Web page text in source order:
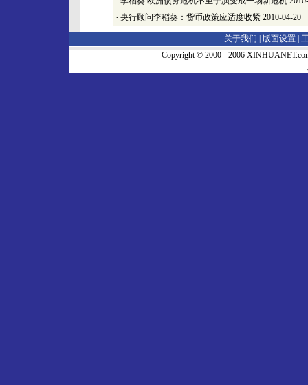
· 央行顾问李稻葵：货币政策应适度收紧 2010-04-20
关于我们 | 版面设置
Copyright © 2000 - 2006